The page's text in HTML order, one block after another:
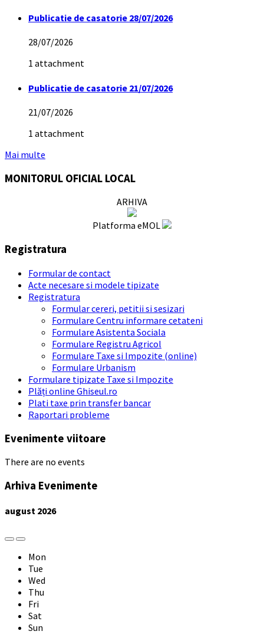
Publicatie de casatorie 28/07/2026
28/07/2026
1 attachment
Publicatie de casatorie 21/07/2026
21/07/2026
1 attachment
Mai multe
MONITORUL OFICIAL LOCAL
ARHIVA
Platforma eMOL
Registratura
Formular de contact
Acte necesare si modele tipizate
Registratura
Formular cereri, petitii si sesizari
Formulare Centru informare cetateni
Formulare Asistenta Sociala
Formulare Registru Agricol
Formulare Taxe si Impozite (online)
Formulare Urbanism
Formulare tipizate Taxe si Impozite
Plăți online Ghiseul.ro
Plati taxe prin transfer bancar
Raportari probleme
Evenimente viitoare
There are no events
Arhiva Evenimente
august 2026
Previous
Month
Next
Month
Mon
Tue
Wed
Thu
Fri
Sat
Sun